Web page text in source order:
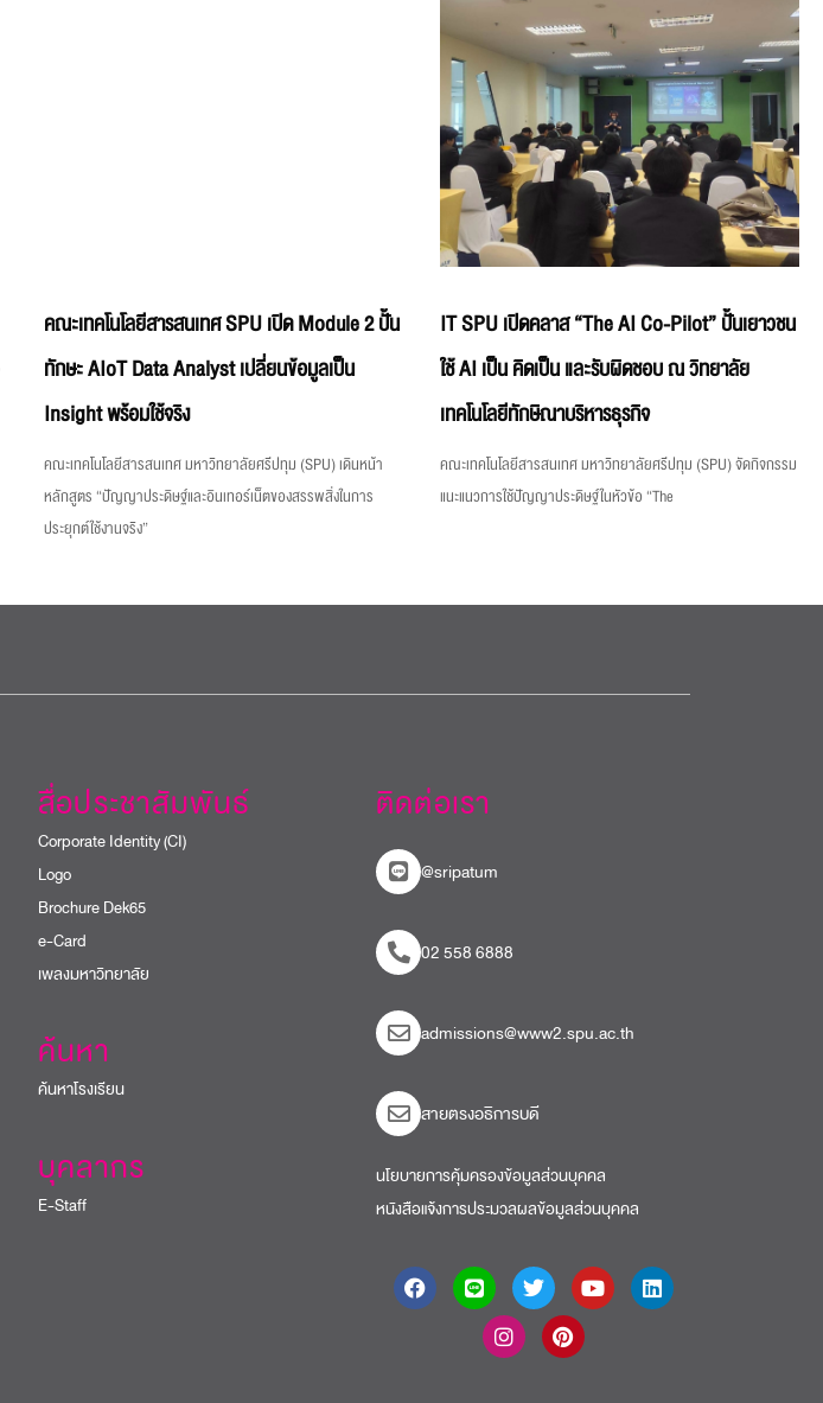
คณะเทคโนโลยีสารสนเทศ SPU เปิด Module 2 ปั้น
ทักษะ AIoT Data Analyst เปลี่ยนข้อมูลเป็น
Insight พร้อมใช้จริง
คณะเทคโนโลยีสารสนเทศ มหาวิทยาลัยศรีปทุม (SPU) เดินหน้า
หลักสูตร “ปัญญาประดิษฐ์และอินเทอร์เน็ตของสรรพสิ่งในการ
ประยุกต์ใช้งานจริง”
IT SPU เปิดคลาส “The AI Co-Pilot” ปั้นเยาวชน
ใช้ AI เป็น คิดเป็น และรับผิดชอบ ณ วิทยาลัย
เทคโนโลยีทักษิณาบริหารธุรกิจ
คณะเทคโนโลยีสารสนเทศ มหาวิทยาลัยศรีปทุม (SPU) จัดกิจกรรม
แนะแนวการใช้ปัญญาประดิษฐ์ในหัวข้อ “The
สื่อประชาสัมพันธ์
Corporate Identity (CI)
Logo
Brochure Dek65
e-Card
เพลงมหาวิทยาลัย
ค้นหา
ค้นหาโรงเรียน
บุคลากร
E-Staff
ติดต่อเรา
@sripatum
02 558 6888
admissions@www2.spu.ac.th
สายตรงอธิการบดี​
นโยบายการคุ้มครองข้อมูลส่วนบุคคล
หนังสือแจ้งการประมวลผลข้อมูลส่วนบุคคล